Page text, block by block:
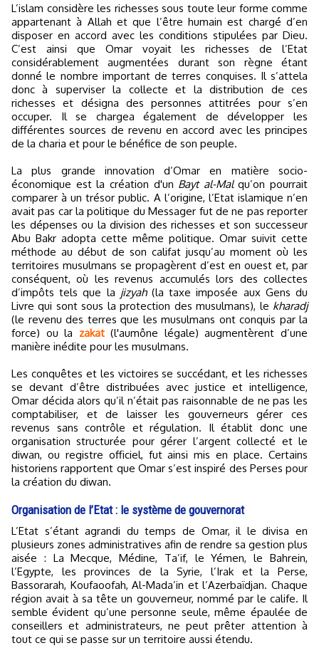
L’islam considère les richesses sous toute leur forme comme
appartenant à Allah et que l’être humain est chargé d’en
disposer en accord avec les conditions stipulées par Dieu.
C’est ainsi que Omar voyait les richesses de l’Etat
considérablement augmentées durant son règne étant
donné le nombre important de terres conquises. Il s’attela
donc à superviser la collecte et la distribution de ces
richesses et désigna des personnes attitrées pour s’en
occuper. Il se chargea également de développer les
différentes sources de revenu en accord avec les principes
de la charia et pour le bénéfice de son peuple.
La plus grande innovation d’Omar en matière socio-
économique est la création d'un Bayt al-Malqu’on pourrait
comparer à un trésor public. A l’origine, l’Etat islamique n’en
avait pas car la politique du Messager fut de ne pas reporter
les dépenses ou la division des richesses et son successeur
Abu Bakr adopta cette même politique. Omar suivit cette
méthode au début de son califat jusqu’au moment où les
territoires musulmans se propagèrent d’est en ouest et, par
conséquent, où les revenus accumulés lors des collectes
d’impôts tels que la jizyah(la taxe imposée aux Gens du
Livre qui sont sous la protection des musulmans), le kharadj
(le revenu des terres que les musulmans ont conquis par la
force) ou la zakat(l'aumône légale) augmentèrent d’une
manière inédite pour les musulmans.
Les conquêtes et les victoires se succédant, et les richesses
se devant d’être distribuées avec justice et intelligence,
Omar décida alors qu’il n’était pas raisonnable de ne pas les
comptabiliser, et de laisser les gouverneurs gérer ces
revenus sans contrôle et régulation. Il établit donc une
organisation structurée pour gérer l’argent collecté et le
diwan, ou registre officiel, fut ainsi mis en place. Certains
historiens rapportent que Omar s’est inspiré des Perses pour
la création du diwan.
Organisation de l’Etat : le système de gouvernorat
L’Etat s’étant agrandi du temps de Omar, il le divisa en
plusieurs zones administratives afin de rendre sa gestion plus
aisée : La Mecque, Médine, Ta’if, le Yémen, le Bahrein,
l’Egypte, les provinces de la Syrie, l’Irak et la Perse,
Bassorarah, Koufaoofah, Al-Mada’in et l’Azerbaïdjan. Chaque
région avait à sa tête un gouverneur, nommé par le calife. Il
semble évident qu’une personne seule, même épaulée de
conseillers et administrateurs, ne peut prêter attention à
tout ce qui se passe sur un territoire aussi étendu.